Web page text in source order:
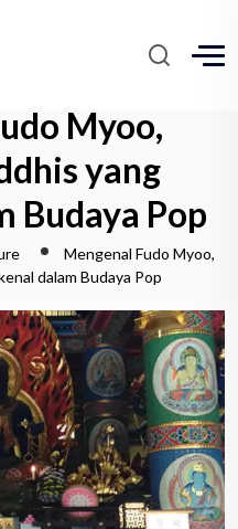
Myoo,
yang
Budaya Pop
Mengenal Fudo Myoo,
dalam Budaya Pop